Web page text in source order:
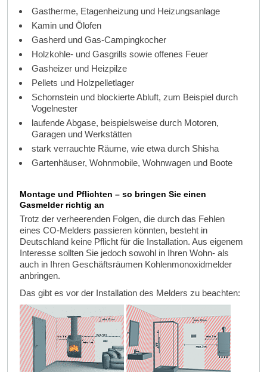
Gastherme, Etagenheizung und Heizungsanlage
Kamin und Ölofen
Gasherd und Gas-Campingkocher
Holzkohle- und Gasgrills sowie offenes Feuer
Gasheizer und Heizpilze
Pellets und Holzpelletlager
Schornstein und blockierte Abluft, zum Beispiel durch
Vogelnester
laufende Abgase, beispielsweise durch Motoren,
Garagen und Werkstätten
stark verrauchte Räume, wie etwa durch Shisha
Gartenhäuser, Wohnmobile, Wohnwagen und Boote
Montage und Pflichten – so bringen Sie einen
Gasmelder richtig an
Trotz der verheerenden Folgen, die durch das Fehlen
eines CO-Melders passieren könnten, besteht in
Deutschland keine Pflicht für die Installation. Aus eigenem
Interesse sollten Sie jedoch sowohl in Ihren Wohn- als
auch in Ihren Geschäftsräumen Kohlenmonoxidmelder
anbringen.
Das gibt es vor der Installation des Melders zu beachten: